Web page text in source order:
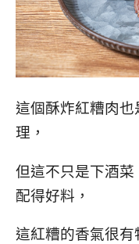
這個酥炸紅糟肉
理，
但這不只是下酒
配得好料，
這紅糟的香氣很